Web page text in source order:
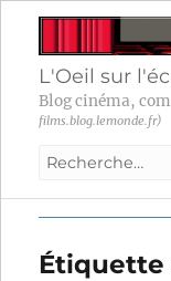
L'Oeil sur
Blog cinéma,
films.blog.lemonde.fr)
Recherche
:
Étiquette